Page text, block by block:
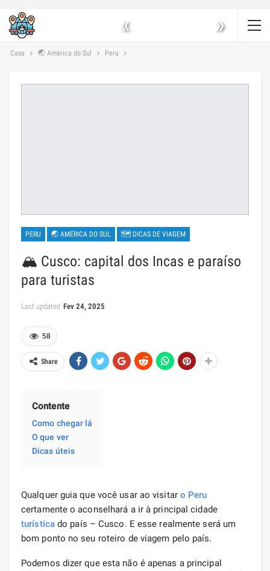
« »
Casa 🌏 América do Sul Peru
PERU 🌏 AMÉRICA DO SUL 🗺 DICAS DE VIAGEM
🏔️ Cusco: capital dos Incas e paraíso
para turistas
Last updated Fev 24, 2025
58
Share
Contente
Como chegar lá
O que ver
Dicas úteis
Qualquer guia que você usar ao visitar o Peru
certamente o aconselhará a ir à principal cidade
turísticado país – Cusco. E esse realmente será um
bom ponto no seu roteiro de viagem pelo país.
Podemos dizer que esta não é apenas a principal